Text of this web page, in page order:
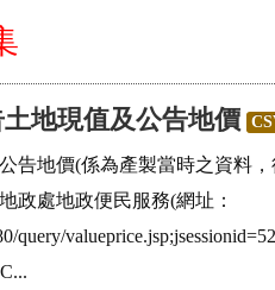
地現值及公告地價
告地價(係為產製當時之資料
政處地政便民服務(網址：
query/